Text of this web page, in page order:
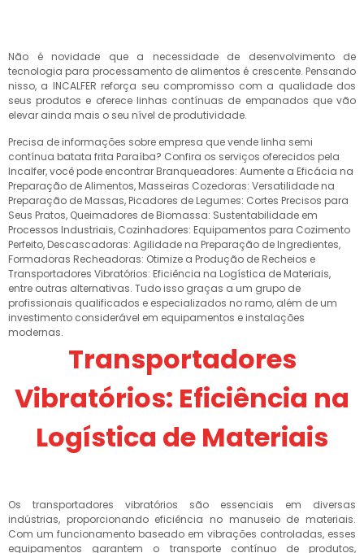
Não é novidade que a necessidade de desenvolvimento de
tecnologia para processamento de alimentos é crescente. Pensando
nisso, a INCALFER reforça seu compromisso com a qualidade dos
seus produtos e oferece linhas contínuas de empanados que vão
elevar ainda mais o seu nível de produtividade.
Precisa de informações sobre empresa que vende linha semi
contínua batata frita Paraíba? Confira os serviços oferecidos pela
Incalfer, você pode encontrar Branqueadores: Aumente a Eficácia na
Preparação de Alimentos, Masseiras Cozedoras: Versatilidade na
Preparação de Massas, Picadores de Legumes: Cortes Precisos para
Seus Pratos, Queimadores de Biomassa: Sustentabilidade em
Processos Industriais, Cozinhadores: Equipamentos para Cozimento
Perfeito, Descascadoras: Agilidade na Preparação de Ingredientes,
Formadoras Recheadoras: Otimize a Produção de Recheios e
Transportadores Vibratórios: Eficiência na Logística de Materiais,
entre outras alternativas. Tudo isso graças a um grupo de
profissionais qualificados e especializados no ramo, além de um
investimento considerável em equipamentos e instalações
modernas.
Transportadores
Vibratórios: Eficiência na
Logística de Materiais
Os transportadores vibratórios são essenciais em diversas
indústrias, proporcionando eficiência no manuseio de materiais.
Com um funcionamento baseado em vibrações controladas, esses
equipamentos garantem o transporte contínuo de produtos,